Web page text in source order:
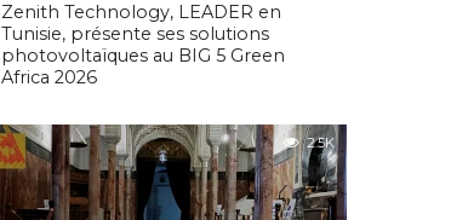
Zenith Technology, LEADER en
Tunisie, présente ses solutions
photovoltaïques au BIG 5 Green
Africa 2026
2.5K